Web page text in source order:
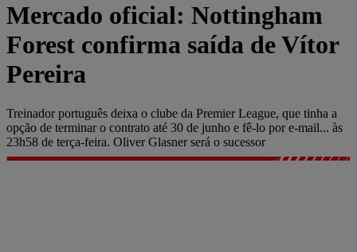
Mercado oficial: Nottingham
Forest confirma saída de Vítor
Pereira
Treinador português deixa o clube da Premier League, que tinha a
opção de terminar o contrato até 30 de junho e fê-lo por e-mail... às
23h58 de terça-feira. Oliver Glasner será o sucessor